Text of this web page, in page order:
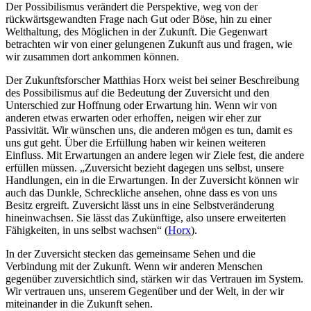
Der Possibilismus verändert die Perspektive, weg von der
rückwärtsgewandten Frage nach Gut oder Böse, hin zu einer
Welthaltung, des Möglichen in der Zukunft. Die Gegenwart
betrachten wir von einer gelungenen Zukunft aus und fragen, wie
wir zusammen dort ankommen können.
Der Zukunftsforscher Matthias Horx weist bei seiner Beschreibung
des Possibilismus auf die Bedeutung der Zuversicht und den
Unterschied zur Hoffnung oder Erwartung hin. Wenn wir von
anderen etwas erwarten oder erhoffen, neigen wir eher zur
Passivität. Wir wünschen uns, die anderen mögen es tun, damit es
uns gut geht. Über die Erfüllung haben wir keinen weiteren
Einfluss. Mit Erwartungen an andere legen wir Ziele fest, die andere
erfüllen müssen. „Zuversicht bezieht dagegen uns selbst, unsere
Handlungen, ein in die Erwartungen. In der Zuversicht können wir
auch das Dunkle, Schreckliche ansehen, ohne dass es von uns
Besitz ergreift. Zuversicht lässt uns in eine Selbstveränderung
hineinwachsen. Sie lässt das Zukünftige, also unsere erweiterten
Fähigkeiten, in uns selbst wachsen“ (Horx).
In der Zuversicht stecken das gemeinsame Sehen und die
Verbindung mit der Zukunft. Wenn wir anderen Menschen
gegenüber zuversichtlich sind, stärken wir das Vertrauen im System.
Wir vertrauen uns, unserem Gegenüber und der Welt, in der wir
miteinander in die Zukunft sehen.